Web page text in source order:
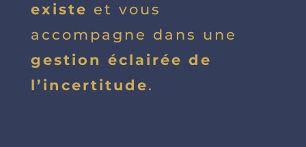
existe et vous
accompagne dans une
gestion éclairée de
l’incertitude.